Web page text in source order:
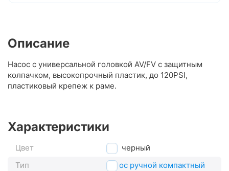
Описание
Насос с универсальной головкой AV/FV с защитным
колпачком, высокопрочный пластик, до 120PSI,
пластиковый крепеж к раме.
Характеристики
Цвет
черный
Тип
насос ручной компактный